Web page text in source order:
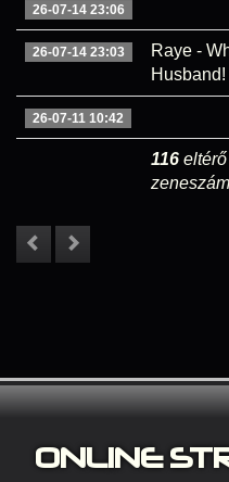
26-07-14 23:06
26-07-14 23:03
Raye -
Husband!
26-07-11 10:42
116
ONLINE S